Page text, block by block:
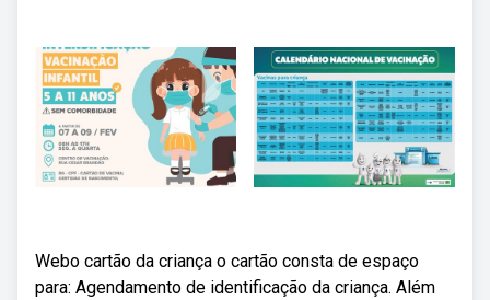
Webo cartão da criança o cartão consta de espaço
para: Agendamento de identificação da criança. Além